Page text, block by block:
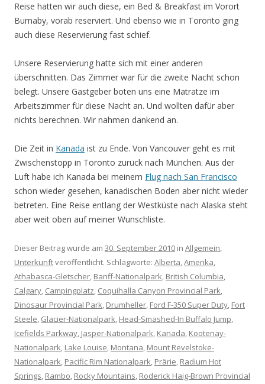
Reise hatten wir auch diese, ein Bed & Breakfast im Vorort
Burnaby, vorab reserviert. Und ebenso wie in Toronto ging
auch diese Reservierung fast schief.
Unsere Reservierung hatte sich mit einer anderen
überschnitten. Das Zimmer war für die zweite Nacht schon
belegt. Unsere Gastgeber boten uns eine Matratze im
Arbeitszimmer für diese Nacht an. Und wollten dafür aber
nichts berechnen. Wir nahmen dankend an.
Die Zeit in Kanada ist zu Ende. Von Vancouver geht es mit
Zwischenstopp in Toronto zurück nach München. Aus der
Luft habe ich Kanada bei meinem Flug nach San Francisco
schon wieder gesehen, kanadischen Boden aber nicht wieder
betreten. Eine Reise entlang der Westküste nach Alaska steht
aber weit oben auf meiner Wunschliste.
Dieser Beitrag wurde am 30. September 2010 in Allgemein,
Unterkunftveröffentlicht. Schlagworte: Alberta,Amerika,
Athabasca-Gletscher, Banff-Nationalpark, British Columbia,
Calgary, Campingplatz, Coquihalla Canyon Provincial Park,
Dinosaur Provincial Park, Drumheller, Ford F-350 Super Duty, Fort
Steele, Glacier-Nationalpark, Head-Smashed-In Buffalo Jump,
Icefields Parkway, Jasper-Nationalpark, Kanada, Kootenay-
Nationalpark, Lake Louise, Montana, Mount Revelstoke-
Nationalpark, Pacific Rim Nationalpark, Prärie, Radium Hot
Springs, Rambo, Rocky Mountains, Roderick Haig-Brown Provincial